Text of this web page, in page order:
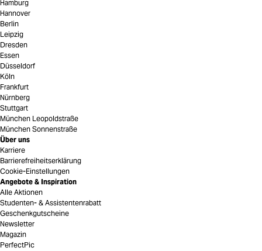
Hamburg
Hannover
Berlin
Leipzig
Dresden
Essen
Düsseldorf
Köln
Frankfurt
Nürnberg
Stuttgart
München Leopoldstraße
München Sonnenstraße
Über uns
Karriere
Barrierefreiheitserklärung
Cookie-Einstellungen
Angebote & Inspiration
Alle Aktionen
Studenten- & Assistentenrabatt
Geschenkgutscheine
Newsletter
Magazin
PerfectPic